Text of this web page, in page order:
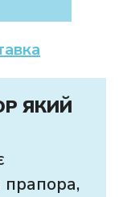
ЯКИЙ
прапора,